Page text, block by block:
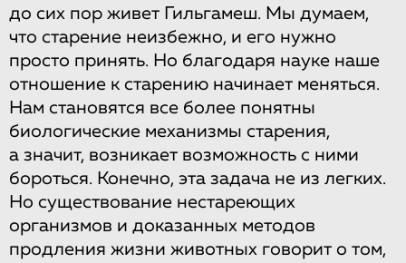
до сих пор живет Гильгамеш. Мы думаем,
что старение неизбежно, и его нужно
просто принять. Но благодаря науке наше
отношение к старению начинает меняться.
Нам становятся все более понятны
биологические механизмы старения,
а значит, возникает возможность с ними
бороться. Конечно, эта задача не из легких.
Но существование нестареющих
организмов и доказанных методов
продления жизни животных говорит о том,